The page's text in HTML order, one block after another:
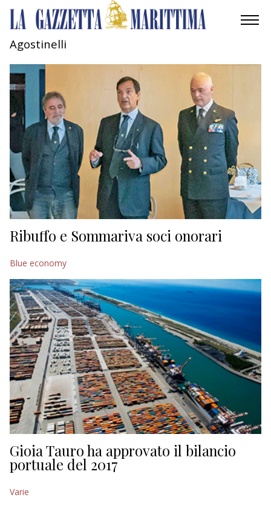
AMBIENTE
MOBILITÀ
INDUSTRIA
RICERCA
ECONOMIA
TURISMO
CULTURA
NAUTICA
EDITORIALI
Agostinelli
Ribuffo e Sommariva soci onorari
Blue economy
Gioia Tauro ha approvato il bilancio
portuale del 2017
Varie